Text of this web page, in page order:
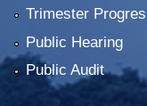
Trimester
Public Hearing
Public Audit